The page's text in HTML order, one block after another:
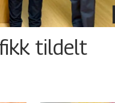
tildelt